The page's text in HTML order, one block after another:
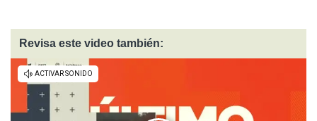
Revisa este video también: